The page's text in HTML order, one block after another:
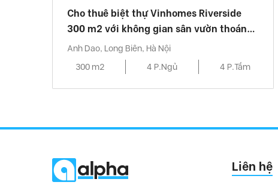
Cho thuê biệt thự Vinhomes Riverside
300 m2 với không gian sân vườn thoáng
mát.
Anh Dao, Long Biên, Hà Nội
300 m2
4 P.Ngủ 4 P.Tắm
Liên hệ